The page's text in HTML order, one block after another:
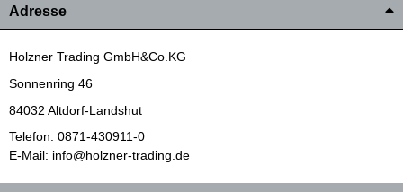
Adresse
Holzner Trading GmbH&Co.KG
Sonnenring 46
84032 Altdorf-Landshut
Telefon: 0871-430911-0
E-Mail: info@holzner-trading.de